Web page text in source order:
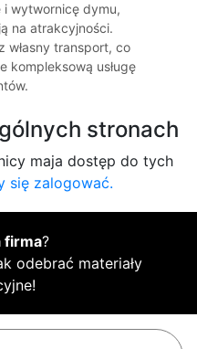
i wytwornicę dymu,
na atrakcyjności.
własny transport, co
kompleksową usługę
stronach
maja dostęp do tych
się zalogować.
firma?
odebrać materiały